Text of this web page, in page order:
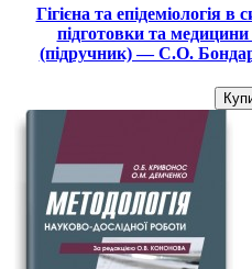
Гігієна та епідеміологія в
підготовки та
(підручник) — С.О.